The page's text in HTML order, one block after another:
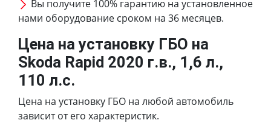
Вы получите 100% гарантию на установленное
нами оборудование сроком на 36 месяцев.
Цена на установку ГБО на
Skoda Rapid 2020 г.в., 1,6 л.,
110 л.с.
Цена на установку ГБО на любой автомобиль
зависит от его характеристик.